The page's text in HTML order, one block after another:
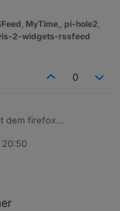
, MyTime,, pi-hole2,
2-widgets-rssfeed
0
dem firefox
einen Mechanismus
Potential für eine
20:50